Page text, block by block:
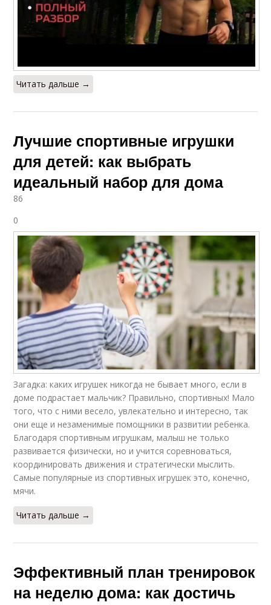
Читать дальше →
Лучшие спортивные игрушки
для детей: как выбрать
идеальный набор для дома
86
0
Загадка: каких игрушек никогда не бывает много, если в
доме подрастает мальчик? Правильно, спортивных! Мало
того, что с ними весело, увлекательно и интересно, так
они еще и незаменимые помощники в развитии ребенка.
Благодаря спортивным игрушкам, малыш не только
развивается физически, но и учится соревноваться,
координировать движения и стратегически мыслить.
Самые популярные из спортивных игрушек это, конечно,
мячи.
Читать дальше →
Эффективный план тренировок
на неделю дома: как достичь